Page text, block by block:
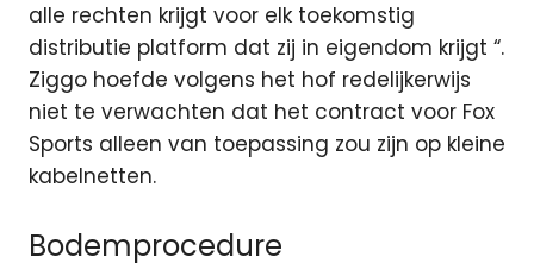
alle rechten krijgt voor elk toekomstig
distributie platform dat zij in eigendom krijgt “.
Ziggo hoefde volgens het hof redelijkerwijs
niet te verwachten dat het contract voor Fox
Sports alleen van toepassing zou zijn op kleine
kabelnetten.
Bodemprocedure